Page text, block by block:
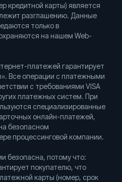
кредитной карты) является
разглашению. Данные
только в
на нашем Web-
платежей гарантирует
Все операции с платежными
с требованиями VISA
платежных систем. При
специализированные
онлайн-платежей,
безопасном
процессинговой компании.
безопасна, потому что:
покупателю, что
карты (номер, срок